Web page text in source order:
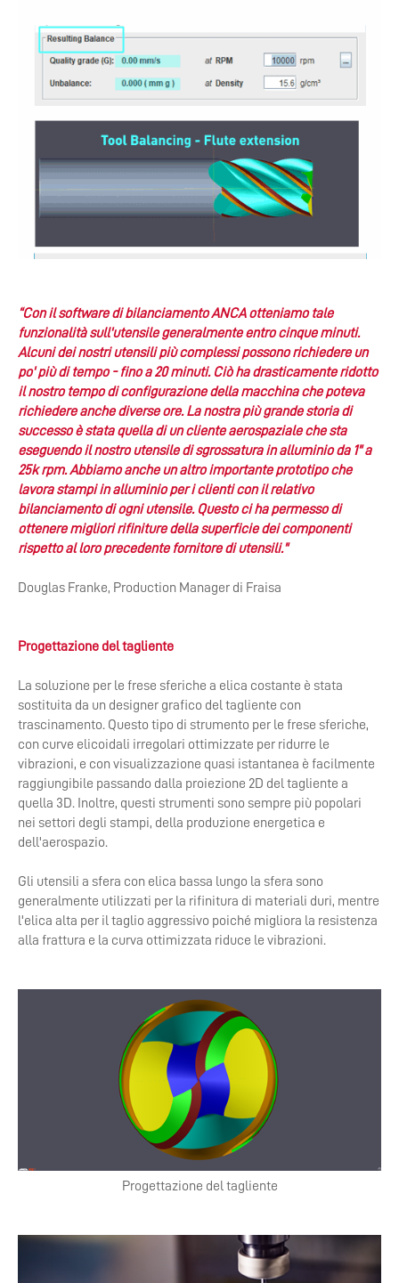
“Con il software di bilanciamento ANCA otteniamo tale
funzionalità sull'utensile generalmente entro cinque minuti.
Alcuni dei nostri utensili più complessi possono richiedere un
po' più di tempo - fino a 20 minuti. Ciò ha drasticamente ridotto
il nostro tempo di configurazione della macchina che poteva
richiedere anche diverse ore. La nostra più grande storia di
successo è stata quella di un cliente aerospaziale che sta
eseguendo il nostro utensile di sgrossatura in alluminio da 1" a
25k rpm. Abbiamo anche un altro importante prototipo che
lavora stampi in alluminio per i clienti con il relativo
bilanciamento di ogni utensile. Questo ci ha permesso di
ottenere migliori rifiniture della superficie dei componenti
rispetto al loro precedente fornitore di utensili."
Douglas Franke, Production Manager di Fraisa
Progettazione del tagliente
La soluzione per le frese sferiche a elica costante è stata
sostituita da un designer grafico del tagliente con
trascinamento. Questo tipo di strumento per le frese sferiche,
con curve elicoidali irregolari ottimizzate per ridurre le
vibrazioni, e con visualizzazione quasi istantanea è facilmente
raggiungibile passando dalla proiezione 2D del tagliente a
quella 3D. Inoltre, questi strumenti sono sempre più popolari
nei settori degli stampi, della produzione energetica e
dell'aerospazio.
Gli utensili a sfera con elica bassa lungo la sfera sono
generalmente utilizzati per la rifinitura di materiali duri, mentre
l'elica alta per il taglio aggressivo poiché migliora la resistenza
alla frattura e la curva ottimizzata riduce le vibrazioni.
Progettazione del tagliente